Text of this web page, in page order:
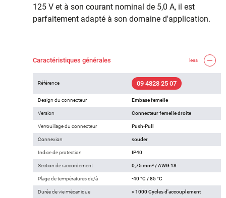
125 V et à son courant nominal de 5,0 A, il est
parfaitement adapté à son domaine d'application.
Caractéristiques générales less
Référence 09 4828 25 07
Design du connecteur Embase femelle
Version Connecteur femelle droite
Verrouillage du connecteur Push-Pull
Connexion souder
Indice de protection IP40
Section de raccordement 0,75 mm² / AWG 18
Plage de températures de/à -40 °C / 85 °C
Durée de vie mécanique > 1000 Cycles d'accouplement